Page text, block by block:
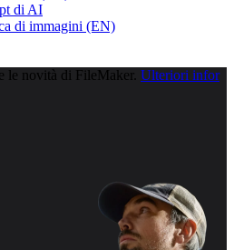
di AI
di immagini (EN)
le novità di FileMaker. Ulteriori infor